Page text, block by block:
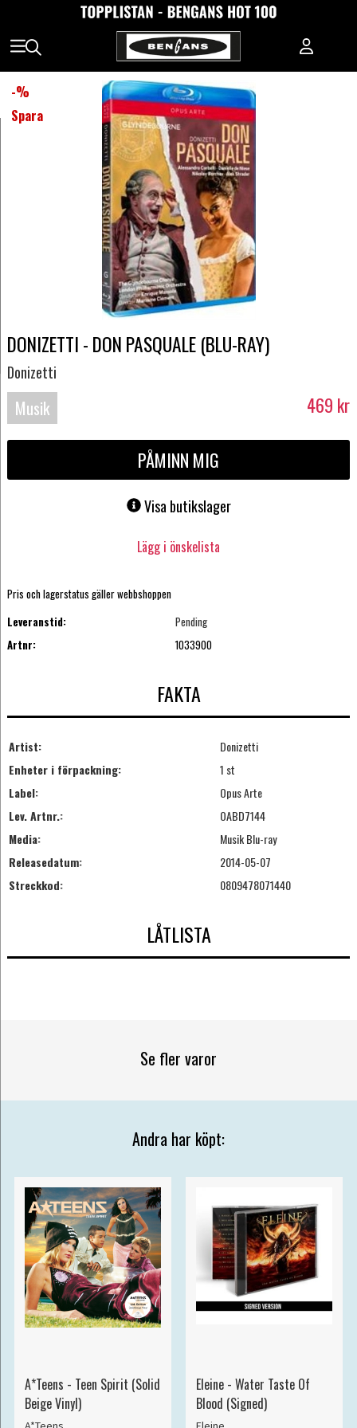
-%
Spara
DONIZETTI - DON PASQUALE (BLU-RAY)
Donizetti
Musik
Blu-
469 kr
PÅMINN MIG
Visa butikslager
Lägg i önskelista
Pris och lagerstatus gäller webbshoppen
Leveranstid:
Pending
Artnr:
1033900
FAKTA
Artist:
Donizetti
Enheter i förpackning:
1 st
Label:
Opus Arte
Lev. Artnr.:
OABD7144
Media:
Musik Blu-ray
Releasedatum:
2014-05-07
Streckkod:
0809478071440
LÅTLISTA
Se fler varor
Andra har köpt:
A*Teens - Teen Spirit (Solid
Beige Vinyl)
Eleine - Water Taste Of
Blood (Signed)